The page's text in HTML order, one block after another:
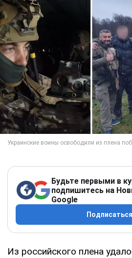
Будьте первыми в
подпишитесь на
Google
Подписаться
Из российского плена